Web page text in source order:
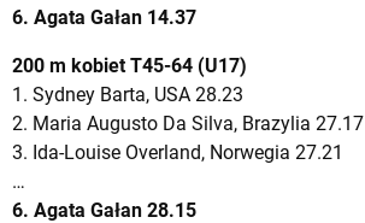
6. Agata Gałan 14.37
200 m kobiet T45-64 (U17)
1. Sydney Barta, USA 28.23
2. Maria Augusto Da Silva, Brazylia 27.17
3. Ida-Louise Overland, Norwegia 27.21
…
6. Agata Gałan 28.15